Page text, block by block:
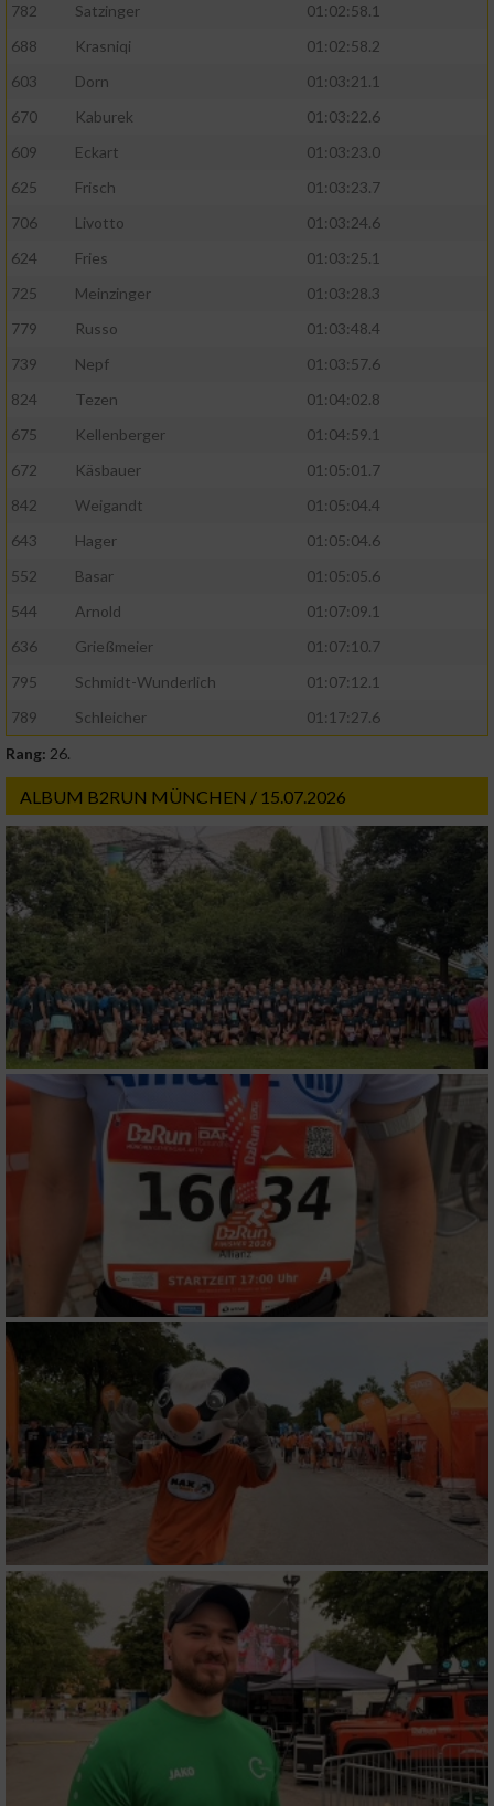
782
Satzinger
01:02:58.1
688
Krasniqi
01:02:58.2
603
Dorn
01:03:21.1
670
Kaburek
01:03:22.6
609
Eckart
01:03:23.0
625
Frisch
01:03:23.7
706
Livotto
01:03:24.6
624
Fries
01:03:25.1
725
Meinzinger
01:03:28.3
779
Russo
01:03:48.4
739
Nepf
01:03:57.6
824
Tezen
01:04:02.8
675
Kellenberger
01:04:59.1
672
Käsbauer
01:05:01.7
842
Weigandt
01:05:04.4
643
Hager
01:05:04.6
552
Basar
01:05:05.6
544
Arnold
01:07:09.1
636
Grießmeier
01:07:10.7
795
Schmidt-Wunderlich
01:07:12.1
789
Schleicher
01:17:27.6
Rang: 26.
ALBUM B2RUN MÜNCHEN / 15.07.2026